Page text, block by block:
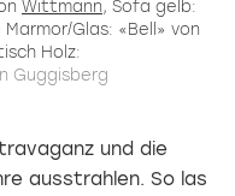
Wittmann, Sofa gelb:
Glas: «Bell» von
Holz:
Guggisberg
und die
ausstrahlen. So las